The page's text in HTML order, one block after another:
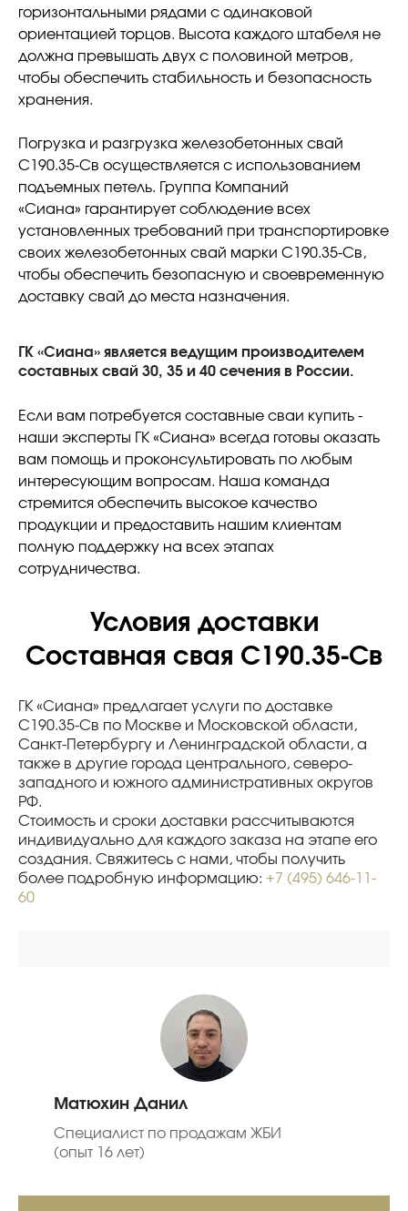
горизонтальными рядами с одинаковой
ориентацией торцов. Высота каждого штабеля не
должна превышать двух с половиной метров,
чтобы обеспечить стабильность и безопасность
хранения.
Погрузка и разгрузка железобетонных свай
С190.35-Св осуществляется с использованием
подъемных петель. Группа Компаний
«Сиана» гарантирует соблюдение всех
установленных требований при транспортировке
своих железобетонных свай марки С190.35-Св,
чтобы обеспечить безопасную и своевременную
доставку свай до места назначения.
ГК «Сиана» является ведущим производителем
составных свай 30, 35 и 40 сечения в России.
Если вам потребуется составные сваи купить -
наши эксперты ГК «Сиана» всегда готовы оказать
вам помощь и проконсультировать по любым
интересующим вопросам. Наша команда
стремится обеспечить высокое качество
продукции и предоставить нашим клиентам
полную поддержку на всех этапах
сотрудничества.
Условия доставки
Составная свая С190.35-Св
ГК «Сиана» предлагает услуги по доставке
С190.35-Св по Москве и Московской области,
Санкт-Петербургу и Ленинградской области, а
также в другие города центрального, северо-
западного и южного административных округов
РФ.
Стоимость и сроки доставки рассчитываются
индивидуально для каждого заказа на этапе его
создания. Свяжитесь с нами, чтобы получить
более подробную информацию: +7 (495) 646-11-
60
Матюхин Данил
Специалист по продажам ЖБИ
(опыт 16 лет)